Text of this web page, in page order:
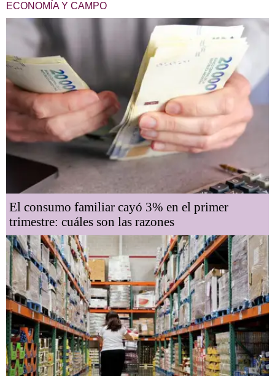
ECONOMÍA Y CAMPO
El consumo familiar cayó 3% en el primer
trimestre: cuáles son las razones